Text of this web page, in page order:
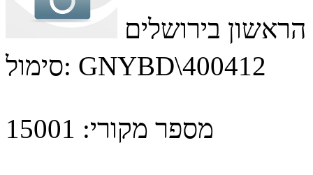
בירושלים
סימול: GNYBD\400412
מספר מקורי: 15001